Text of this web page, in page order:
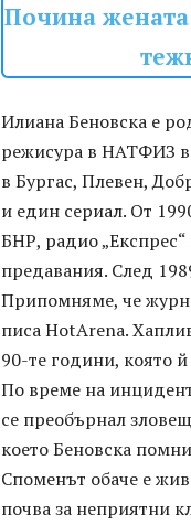
Почина
Илиана Беновска е
режисура в НАТФИЗ в
в Бургас, Плевен,
и един сериал. От
БНР, радио
предавания. След
Припомняме, че
писа HotArena.
90-те години, която
По време на
се преобърнал
което Беновска
Споменът обаче е
почва за неприятни